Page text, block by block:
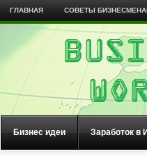
ГЛАВНАЯ СОВЕТЫ
Бизнес идеи Заработок в